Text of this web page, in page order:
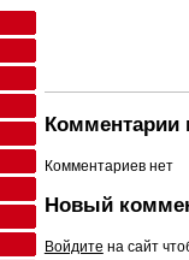
Комментарии
Комментариев нет
Новый
Войдите на сайт